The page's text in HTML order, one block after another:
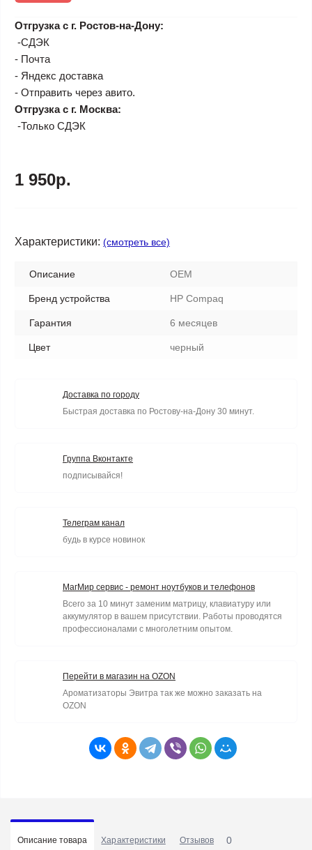
Отгрузка с г. Ростов-на-Дону:
-СДЭК
- Почта
- Яндекс доставка
- Отправить через авито.
Отгрузка с г. Москва:
-Только СДЭК
1 950р.
Характеристики: (смотреть все)
Описание OEM
Бренд устройства HP Compaq
Гарантия 6 месяцев
Цвет черный
Доставка по городу
Быстрая доставка по Ростову-на-Дону 30 минут.
Группа Вконтакте
подписывайся!
Телеграм канал
будь в курсе новинок
МагМир сервис - ремонт ноутбуков и телефонов
Всего за 10 минут заменим матрицу, клавиатуру или
аккумулятор в вашем присутствии. Работы проводятся
профессионалами с многолетним опытом.
Перейти в магазин на OZON
Ароматизаторы Эвитра так же можно заказать на
OZON
Описание товара Характеристики Отзывов 0